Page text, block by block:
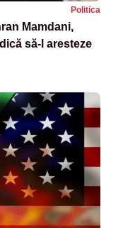
Politica
Mamdani,
să-l aresteze